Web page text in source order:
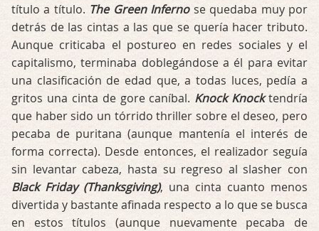
título a título. The Green Infernose quedaba muy por
detrás de las cintas a las que se quería hacer tributo.
Aunque criticaba el postureo en redes sociales y el
capitalismo, terminaba doblegándose a él para evitar
una clasificación de edad que, a todas luces, pedía a
gritos una cinta de gore caníbal. Knock Knocktendría
que haber sido un tórrido thriller sobre el deseo, pero
pecaba de puritana (aunque mantenía el interés de
forma correcta). Desde entonces, el realizador seguía
sin levantar cabeza, hasta su regreso al slasher con
Black Friday (Thanksgiving), una cinta cuanto menos
divertida y bastante afinada respecto a lo que se busca
en estos títulos (aunque nuevamente pecaba de